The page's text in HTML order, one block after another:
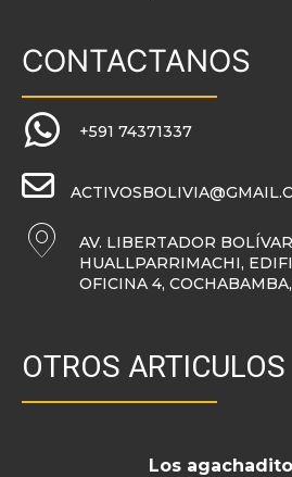
CONTACTANOS
+591 74371337
AV. LIBERTADOR
HUALLPARRIMACHI,
OFICINA 4,
OTROS ARTICULOS
Los